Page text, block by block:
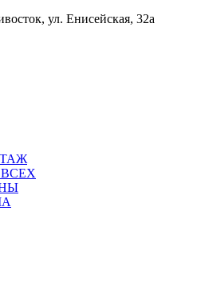
ул. Енисейская, 32а